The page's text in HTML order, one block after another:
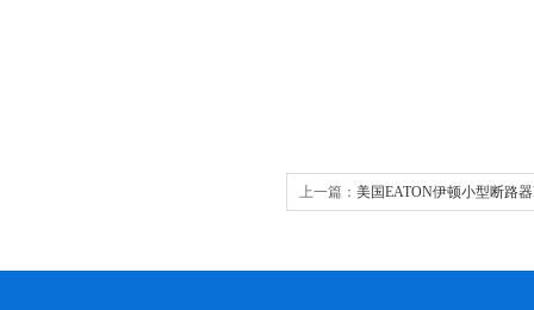
上一篇： 美国EATON伊顿小型断路